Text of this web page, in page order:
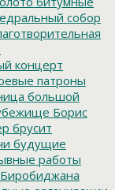
собор
концерт
патроны
большой
Борис
брусит
будущие
работы